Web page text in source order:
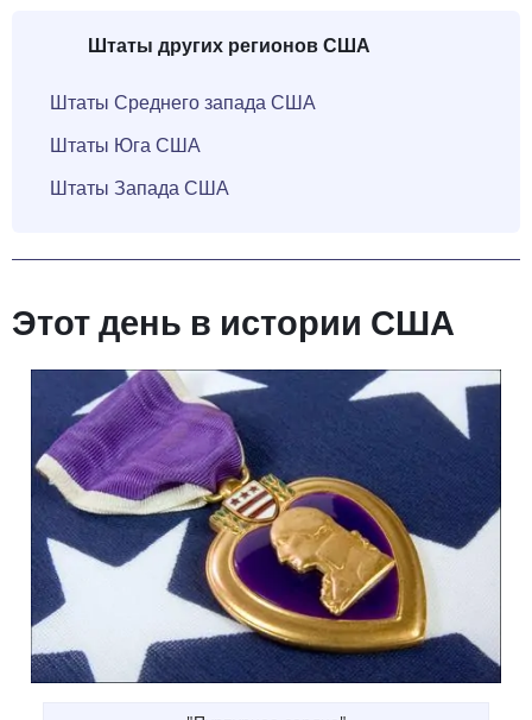
Штаты других регионов США
Штаты Среднего запада США
Штаты Юга США
Штаты Запада США
Этот день в истории США